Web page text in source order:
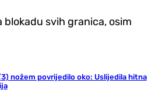
blokadu svih granica, osim
nožem povrijedilo oko: Uslijedila hitna